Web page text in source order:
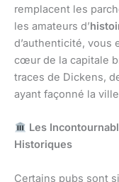
remplacent les
les amateurs d’
d’authenticité, vous
cœur de la capitale
traces de Dickens,
ayant façonné la
Les
Historiques
Certains pubs sont